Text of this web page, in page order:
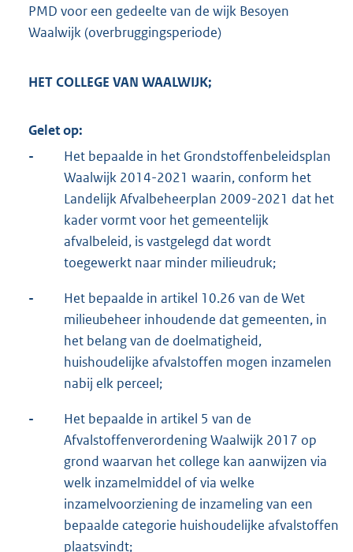
PMD voor een gedeelte van de wijk Besoyen
Waalwijk (overbruggingsperiode)
HET COLLEGE VAN WAALWIJK;
Gelet op:
-
Het bepaalde in het Grondstoffenbeleidsplan
Waalwijk 2014-2021 waarin, conform het
Landelijk Afvalbeheerplan 2009-2021 dat het
kader vormt voor het gemeentelijk
afvalbeleid, is vastgelegd dat wordt
toegewerkt naar minder milieudruk;
-
Het bepaalde in artikel 10.26 van de Wet
milieubeheer inhoudende dat gemeenten, in
het belang van de doelmatigheid,
huishoudelijke afvalstoffen mogen inzamelen
nabij elk perceel;
-
Het bepaalde in artikel 5 van de
Afvalstoffenverordening Waalwijk 2017 op
grond waarvan het college kan aanwijzen via
welk inzamelmiddel of via welke
inzamelvoorziening de inzameling van een
bepaalde categorie huishoudelijke afvalstoffen
plaatsvindt;